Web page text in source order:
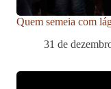
Quem semeia com
31 de